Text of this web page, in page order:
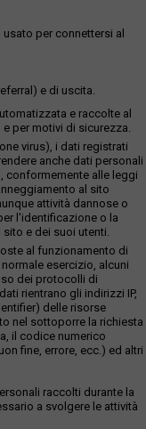
per connettersi al
e di uscita.
e raccolte al
per motivi di sicurezza.
virus), i dati registrati
anche dati personali
conformemente alle leggi
al sito
attività dannose o
l'identificazione o la
e dei suoi utenti.
al funzionamento di
esercizio, alcuni
dei protocolli di
rientrano gli indirizzi IP,
delle risorse
nel sottoporre la richiesta
il codice numerico
fine, errore, ecc.) ed altri
raccolti durante la
a svolgere le attività